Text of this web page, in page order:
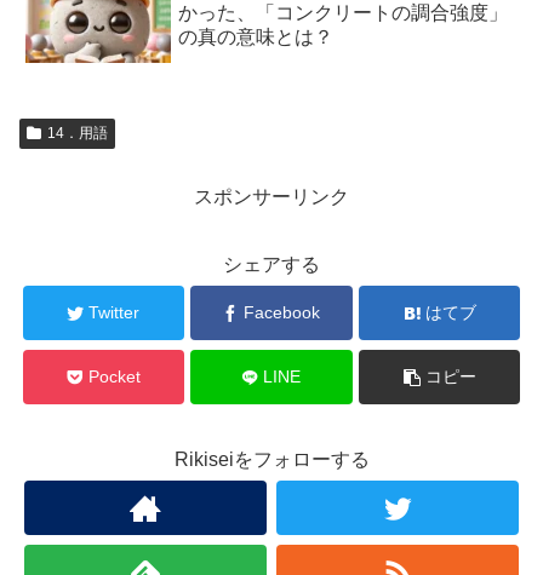
かった、「コンクリートの調合強度」
の真の意味とは？
14．用語
スポンサーリンク
シェアする
Twitter Facebook はてブ
Pocket LINE コピー
Rikiseiをフォローする